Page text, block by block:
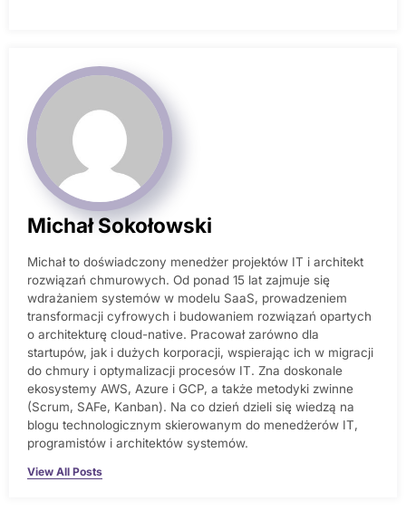
Michał Sokołowski
Michał to doświadczony menedżer projektów IT i architekt
rozwiązań chmurowych. Od ponad 15 lat zajmuje się
wdrażaniem systemów w modelu SaaS, prowadzeniem
transformacji cyfrowych i budowaniem rozwiązań opartych
o architekturę cloud-native. Pracował zarówno dla
startupów, jak i dużych korporacji, wspierając ich w migracji
do chmury i optymalizacji procesów IT. Zna doskonale
ekosystemy AWS, Azure i GCP, a także metodyki zwinne
(Scrum, SAFe, Kanban). Na co dzień dzieli się wiedzą na
blogu technologicznym skierowanym do menedżerów IT,
programistów i architektów systemów.
View All Posts